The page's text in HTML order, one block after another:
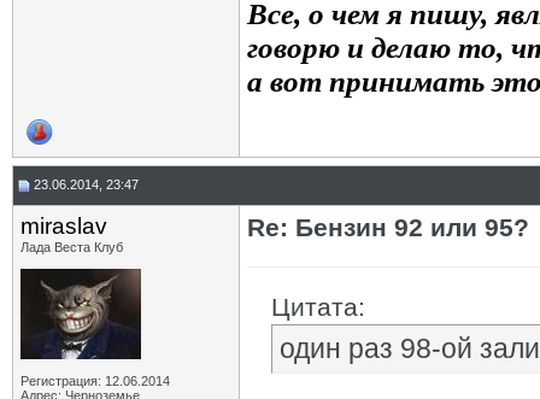
Все, о чем я пишу,
говорю и делаю то,
а вот принимать
23.06.2014, 23:47
miraslav
Лада Веста Клуб
Регистрация: 12.06.2014
Адрес: Черноземье
Re: Бензин 92 или 95?
Цитата:
один раз 98-ой